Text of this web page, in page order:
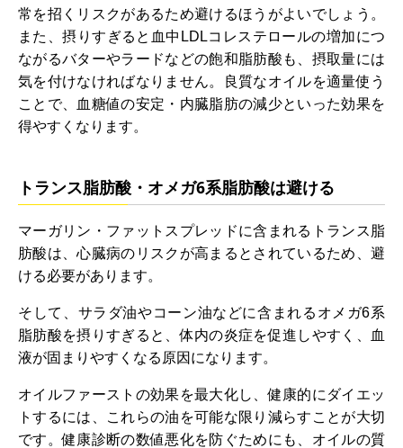
常を招くリスクがあるため避けるほうがよいでしょう。
また、摂りすぎると血中LDLコレステロールの増加につ
ながるバターやラードなどの飽和脂肪酸も、摂取量には
気を付けなければなりません。良質なオイルを適量使う
ことで、血糖値の安定・内臓脂肪の減少といった効果を
得やすくなります。
トランス脂肪酸・オメガ6系脂肪酸は避ける
マーガリン・ファットスプレッドに含まれるトランス脂
肪酸は、心臓病のリスクが高まるとされているため、避
ける必要があります。
そして、サラダ油やコーン油などに含まれるオメガ6系
脂肪酸を摂りすぎると、体内の炎症を促進しやすく、血
液が固まりやすくなる原因になります。
オイルファーストの効果を最大化し、健康的にダイエッ
トするには、これらの油を可能な限り減らすことが大切
です。健康診断の数値悪化を防ぐためにも、オイルの質